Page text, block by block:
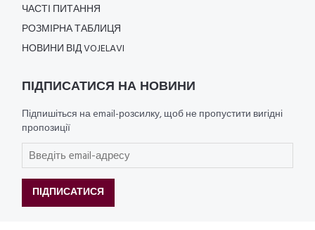
ЧАСТІ ПИТАННЯ
РОЗМІРНА ТАБЛИЦЯ
НОВИНИ ВІД VOJELAVI
ПІДПИСАТИСЯ НА НОВИНИ
Підпишіться на email-розсилку, щоб не пропустити вигідні
пропозиції
ПІДПИСАТИСЯ